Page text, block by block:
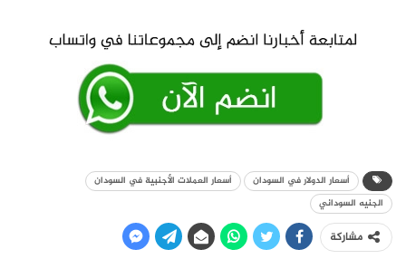
أسعار الدولار في السودان
أسعار العملات الأجنبية في السودان
الجنيه السوداني
مشاركة